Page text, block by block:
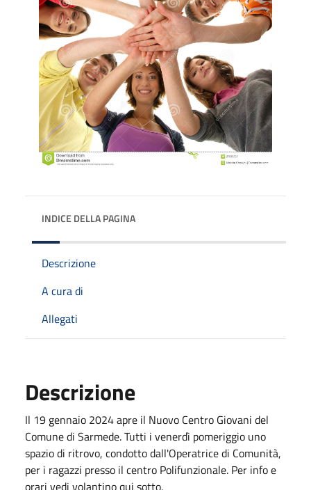
INDICE DELLA PAGINA
Descrizione
A cura di
Allegati
Descrizione
Il 19 gennaio 2024 apre il Nuovo Centro Giovani del
Comune di Sarmede. Tutti i venerdì pomeriggio uno
spazio di ritrovo, condotto dall'Operatrice di Comunità,
per i ragazzi presso il centro Polifunzionale. Per info e
orari vedi volantino qui sotto.